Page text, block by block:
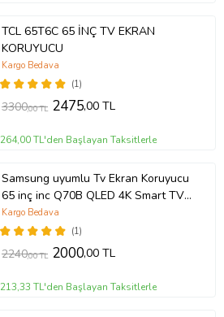
TCL 65T6C 65 İNÇ TV EKRAN
KORUYUCU
(1)
Kargo Bedava
3300,00 TL 2475,00 TL
264,00 TL'den Başlayan Taksitlerle
Samsung uyumlu Tv Ekran Koruyucu
65 inç inc Q70B QLED 4K Smart TV
(2022) QE65Q70BATXTK
(1)
Kargo Bedava
2240,00 TL 2000,00 TL
213,33 TL'den Başlayan Taksitlerle